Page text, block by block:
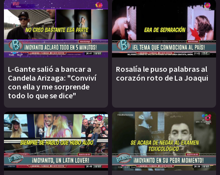
L-Gante salió a bancar a
Candela Arizaga: "Conviví
con ella y me sorprende
todo lo que se dice"
Rosalía le puso palabras al
corazón roto de La Joaqui